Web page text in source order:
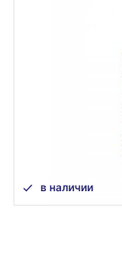
в наличии